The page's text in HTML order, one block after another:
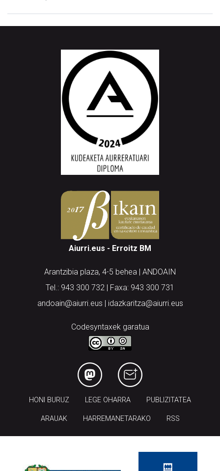
Aiurri.eus - Erroitz BM
Arantzibia plaza, 4-5 behea | ANDOAIN
Tel.: 943 300 732 | Faxa: 943 300 731
andoain@aiurri.eus | idazkaritza@aiurri.eus
Codesyntaxek garatua
HONI BURUZ LEGE OHARRA PUBLIZITATEA
ARAUAK HARREMANETARAKO RSS